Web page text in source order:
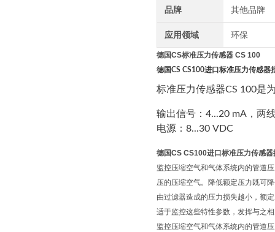
品牌 其他品牌
应用领域 环保
德国CS标准压力传感器 CS 100
德国CS CS100进口标准压力传感器
标准压力传感器CS 100是
输出信号：4...20 mA，两
电源：8...30 VDC
德国CS CS100进口标准压力传感器
监控压缩空气和气体系统内的管道
压的压缩空气。降低额定压力既可
由过滤器造成的压力损失越小，额
适于监控这些特性参数，发挥与之
监控压缩空气和气体系统内的管道